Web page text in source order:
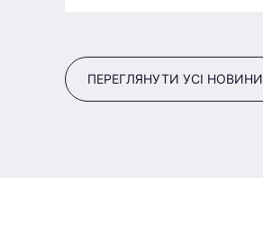
ПЕРЕГЛЯНУТИ УСІ НОВИНИ